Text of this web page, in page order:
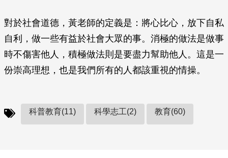
對於社會道德，黃老師的定義是：將心比心，放下自私
自利，做一些有益於社會大眾的事。消極的做法是做事
時不傷害他人，積極做法則是要盡力幫助他人。這是一
份崇高理想，也是我們所有的人都該重視的情操。
科普教育(11) 科學志工(2) 教育(60)